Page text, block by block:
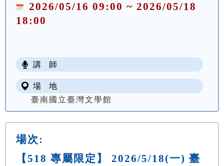
2026/05/16 09:00 ~ 2026/05/18
18:00
講 師
場 地
臺南國立臺灣文學館
場次:
【518 專屬限定】 2026/5/18(一) 臺